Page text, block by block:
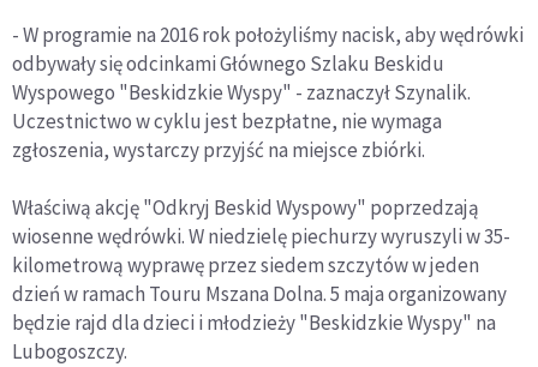
- W programie na 2016 rok położyliśmy nacisk, aby wędrówki
odbywały się odcinkami Głównego Szlaku Beskidu
Wyspowego "Beskidzkie Wyspy" - zaznaczył Szynalik.
Uczestnictwo w cyklu jest bezpłatne, nie wymaga
zgłoszenia, wystarczy przyjść na miejsce zbiórki.
Właściwą akcję "Odkryj Beskid Wyspowy" poprzedzają
wiosenne wędrówki. W niedzielę piechurzy wyruszyli w 35-
kilometrową wyprawę przez siedem szczytów w jeden
dzień w ramach Touru Mszana Dolna. 5 maja organizowany
będzie rajd dla dzieci i młodzieży "Beskidzkie Wyspy" na
Lubogoszczy.